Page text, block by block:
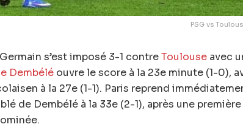
PSG vs
s’est imposé 3-1 contreToulouse avec
Dembélé ouvre le score à la 23e minute (1-0),
à la 27e (1-1). Paris reprend
de Dembélé à la 33e (2-1), après une